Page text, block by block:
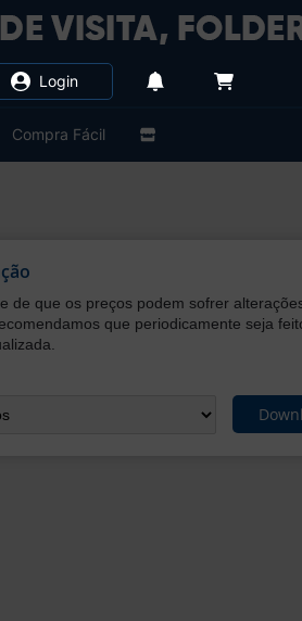
Compra Fácil
Login
de que os preços podem sofrer
que periodicamente seja